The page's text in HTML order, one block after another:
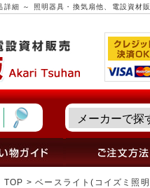
細 ～ 照明器具・換気扇他、電設資材
TOP >ベースライト(コイズミ照